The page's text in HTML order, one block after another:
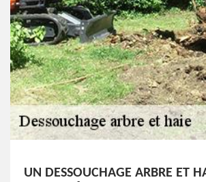
UN DESSOUCHAGE ARBRE ET